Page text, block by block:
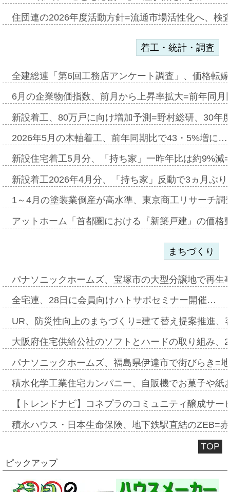
住団連の2026年度活動方針=流通市場活性化へ、検
着工・統計・調査
全建総連「第6回工務店アンケート調査」、価格転
6月の企業物価指数、前月から上昇率拡大=前年同
新設着工、80万戸に向け増加予測=野村総研、30年
2026年5月の木軸着工、前年同期比で43・5%増に…
新設住宅着工5月分、「持ち家」一昨年比は約9%
新設着工2026年4月分、「持ち家」反動で3ヵ月ぶ
1～4月の塗装業倒産が高水準、東京商工リサーチ
アットホーム「首都圏における『新築戸建』の価
まちづくり
パナソニックホームズ、宝塚市の大型分譲地で再
全宅連、28日に会員向けハトサポセミナー開催…
UR、防災性向上のまちづくり=建て替え提案推進
大阪府住宅供給公社のソフトとハードの取り組み
パナソニックホームズ、福島県伊達市で街びらき=
積水化学工業住宅カンパニー、自販機でお菓子や
【トレンドナビ】コネプラのコミュニティ醸成サ
積水ハウス・日本生命保険、地下鉄駅直結のZEB=
TOP
ピックアップ